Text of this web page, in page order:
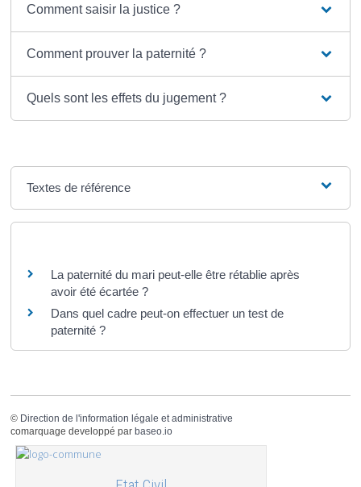
Comment saisir la justice ?
Comment prouver la paternité ?
Quels sont les effets du jugement ?
Textes de référence
La paternité du mari peut-elle être rétablie après
avoir été écartée ?
Dans quel cadre peut-on effectuer un test de
paternité ?
© Direction de l'information légale et administrative
comarquage developpé par baseo.io